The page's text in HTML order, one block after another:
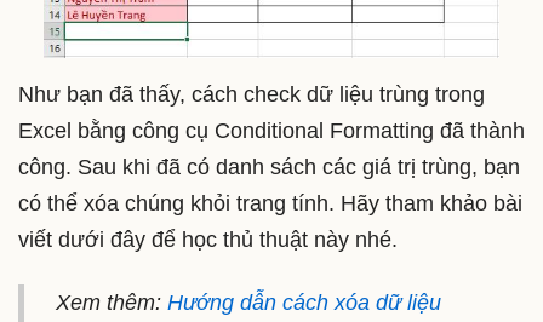
Như bạn đã thấy, cách check dữ liệu trùng trong
Excel bằng công cụ Conditional Formatting đã thành
công. Sau khi đã có danh sách các giá trị trùng, bạn
có thể xóa chúng khỏi trang tính. Hãy tham khảo bài
viết dưới đây để học thủ thuật này nhé.
Xem thêm: Hướng dẫn cách xóa dữ liệu